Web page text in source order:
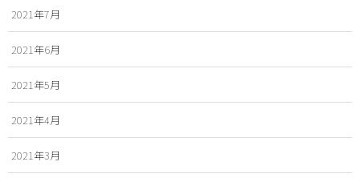
2021年7月
2021年6月
2021年5月
2021年4月
2021年3月